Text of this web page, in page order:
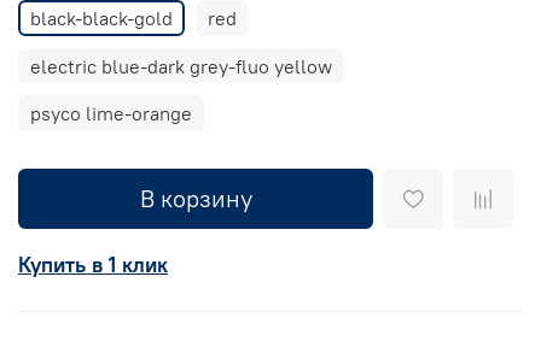
black-black-gold
red
electric blue-dark grey-fluo yellow
psyco lime-orange
В корзину
Купить в 1 клик